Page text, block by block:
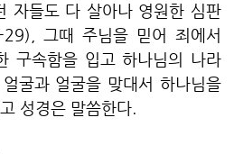
자들도 다 살아나 영원한 심판
그때 주님을 믿어 죄에서
구속함을 입고 하나님의 나라
굴과 얼굴을 맞대서 하나님을
성경은 말씀한다.